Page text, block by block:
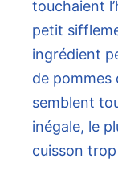
touchaient
petit
ingrédient
de pommes
semblent
inégale, le
cuisson